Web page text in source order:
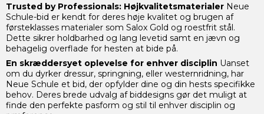
Trusted by Professionals: Højkvalitetsmaterialer Neue
Schule-bid er kendt for deres høje kvalitet og brugen af
førsteklasses materialer som Salox Gold og roestfrit stål.
Dette sikrer holdbarhed og lang levetid samt en jævn og
behagelig overflade for hesten at bide på.
En skræddersyet oplevelse for enhver disciplin Uanset
om du dyrker dressur, springning, eller westernridning, har
Neue Schule et bid, der opfylder dine og din hests specifikke
behov. Deres brede udvalg af biddesigns gør det muligt at
finde den perfekte pasform og stil til enhver disciplin og